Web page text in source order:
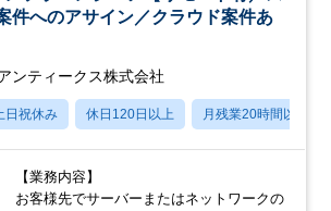
件へのアサイン／クラウド案件あ
ンティークス株式会社
日祝休み 休日120日以上 月残業20時間以内
【業務内容】
お客様先でサーバーまたはネットワークの